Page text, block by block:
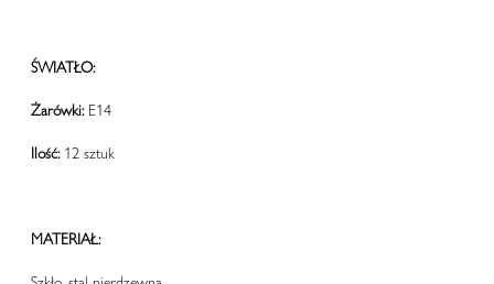
ŚWIATŁO:
Żarówki:E14
Ilość:12 sztuk
MATERIAŁ: